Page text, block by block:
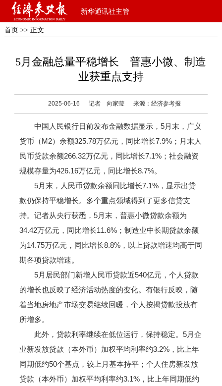
新华通讯社主管
首页 >> 正文
5月金融总量平稳增长 普惠小微、制造
业获重点支持
2025-06-16 记者 向家莹 来源：经济参考报
中国人民银行日前发布金融数据显示，5月末，广义
货币（M2）余额325.78万亿元，同比增长7.9%；月末人
民币贷款余额266.32万亿元，同比增长7.1%；社会融资
规模存量为426.16万亿元，同比增长8.7%。
5月末，人民币贷款余额同比增长7.1%，显示出贷
款仍保持平稳增长。多个重点领域得到了更多信贷支
持。记者从央行获悉，5月末，普惠小微贷款余额为
34.42万亿元，同比增长11.6%；制造业中长期贷款余额
为14.75万亿元，同比增长8.8%，以上贷款增速均高于同
期各项贷款增速。
5月居民部门新增人民币贷款近540亿元，个人贷款
的增长也反映了经济活动热度的变化。有银行反映，随
着当地房地产市场交易继续回暖，个人按揭贷款投放有
所增多。
此外，贷款利率继续在低位运行，保持稳定。5月企
业新发放贷款（本外币）加权平均利率约3.2%，比上年
同期低约50个基点，较上月基本持平；个人住房新发放
贷款（本外币）加权平均利率约3.1%，比上年同期低约